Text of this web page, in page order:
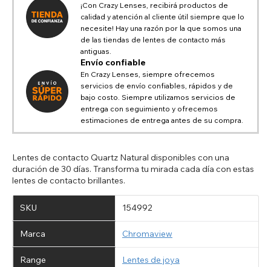
¡Con Crazy Lenses, recibirá productos de
calidad y atención al cliente útil siempre que lo
necesite! Hay una razón por la que somos una
de las tiendas de lentes de contacto más
antiguas.
Envío confiable
En Crazy Lenses, siempre ofrecemos
servicios de envío confiables, rápidos y de
bajo costo. Siempre utilizamos servicios de
entrega con seguimiento y ofrecemos
estimaciones de entrega antes de su compra.
Lentes de contacto Quartz Natural disponibles con una
duración de 30 días. Transforma tu mirada cada día con estas
lentes de contacto brillantes.
SKU 154992
Marca Chromaview
Range Lentes de joya